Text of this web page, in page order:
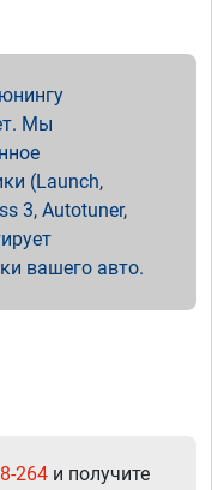
Мы
(Launch,
3, Autotuner,
вашего авто.
264 и получите